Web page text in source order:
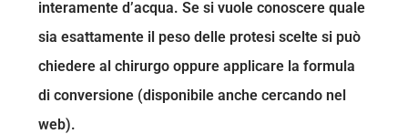
interamente d’acqua. Se si vuole conoscere quale
sia esattamente il peso delle protesi scelte si può
chiedere al chirurgo oppure applicare la formula
di conversione (disponibile anche cercando nel
web).